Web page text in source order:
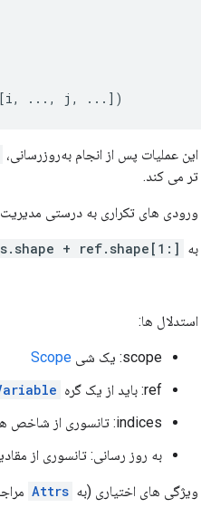
[i, ..., j, ... ] )
این عملیات پس از انجام به‌روزرسانی،
تر می کند.
ورودی های تکراری به درستی
به + ref.shape[1:]
استدلال ها:
scope: یک شی
Scope
ref: باید از یک گره
indices: تانسوری از شاخص ها به بعد اول
به روز رسانی: تانسوری از
ویژگی های اختیاری (به Attrs